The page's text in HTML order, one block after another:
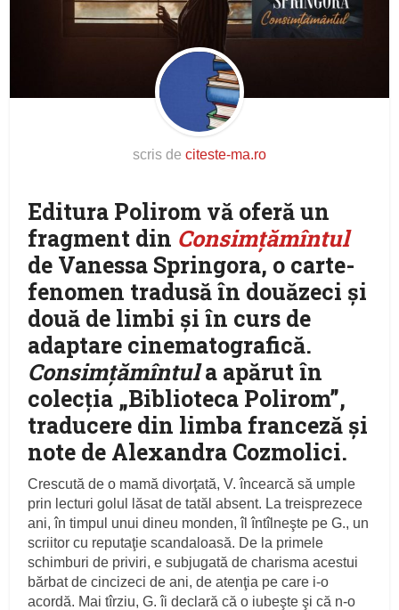
scris de citeste-ma.ro
Editura Polirom vă oferă un
fragment din Consimţămîntul
de Vanessa Springora, o carte-
fenomen tradusă în douăzeci şi
două de limbi şi în curs de
adaptare cinematografică.
Consimţămîntula apărut în
colecția „Biblioteca Polirom”,
traducere din limba franceză şi
note de Alexandra Cozmolici.
Crescută de o mamă divorţată, V. încearcă să umple
prin lecturi golul lăsat de tatăl absent. La treisprezece
ani, în timpul unui dineu monden, îl întîlneşte pe G., un
scriitor cu reputaţie scandaloasă. De la primele
schimburi de priviri, e subjugată de charisma acestui
bărbat de cincizeci de ani, de atenţia pe care i-o
acordă. Mai tîrziu, G. îi declară că o iubeşte şi că n-o